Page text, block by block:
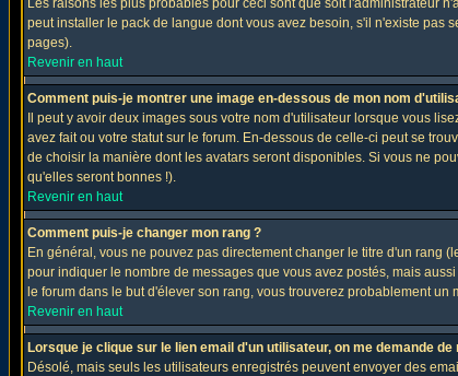
Les raisons les plus probables pour ceci sont que soit l'administrateur
peut installer le pack de langue dont vous avez besoin, s'il n'existe pas
pages).
Revenir en haut
Comment puis-je montrer une image en-dessous de mon nom
Il peut y avoir deux images sous votre nom d'utilisateur lorsque vous
avez fait ou votre statut sur le forum. En-dessous de celle-ci peut se
de choisir la manière dont les avatars seront disponibles. Si vous ne
qu'elles seront bonnes !).
Revenir en haut
Comment puis-je changer mon rang ?
En général, vous ne pouvez pas directement changer le titre d'un rang
pour indiquer le nombre de messages que vous avez postés, mais
le forum dans le but d'élever son rang, vous trouverez probablement
Revenir en haut
Lorsque je clique sur le lien email d'un utilisateur, on me demande de
Désolé, mais seuls les utilisateurs enregistrés peuvent envoyer des